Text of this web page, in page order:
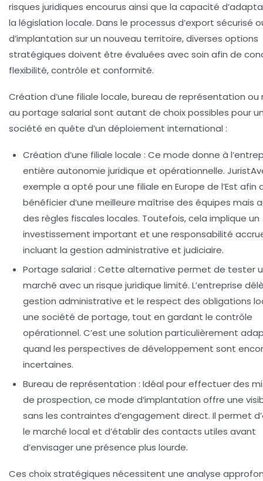
risques juridiques encourus ainsi que la capacité
la législation locale. Dans le processus d’export sécurisé
d’implantation sur un nouveau territoire, diverses options
stratégiques doivent être évaluées avec soin afin de
flexibilité, contrôle et conformité.
Création d’une filiale locale, bureau de représentation ou
au portage salarial sont autant de choix possibles pour
société en quête d’un déploiement international :
Création d’une filiale locale : Ce mode donne à
entière autonomie juridique et opérationnelle.
exemple a opté pour une filiale en Europe de l’Est afin
bénéficier d’une meilleure maîtrise des équipes mais
des règles fiscales locales. Toutefois, cela implique un
investissement important et une responsabilité
incluant la gestion administrative et judiciaire.
Portage salarial : Cette alternative permet de tester
marché avec un risque juridique limité. L’entreprise
gestion administrative et le respect des obligations
une société de portage, tout en gardant le contrôle
opérationnel. C’est une solution particulièrement
quand les perspectives de développement sont
incertaines.
Bureau de représentation : Idéal pour effectuer des
de prospection, ce mode d’implantation offre une
sans les contraintes d’engagement direct. Il permet
le marché local et d’établir des contacts utiles avant
d’envisager une présence plus lourde.
Ces choix stratégiques nécessitent une analyse